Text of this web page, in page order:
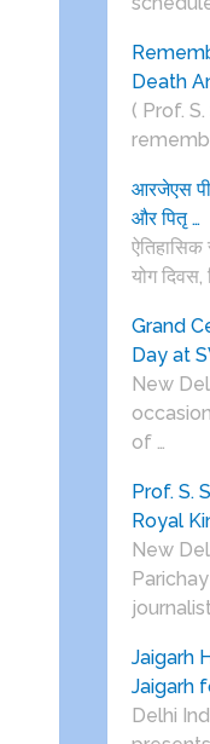
Death
( Prof.
आरजेएस
और पितृ …
योग दिवस,
Grand
Day at
New
of …
Prof. S.
Royal
New
Jaigarh
Jaigarh
Delhi